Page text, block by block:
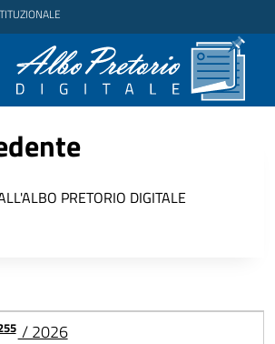
PRETORIO DIGITALE
/ 2026